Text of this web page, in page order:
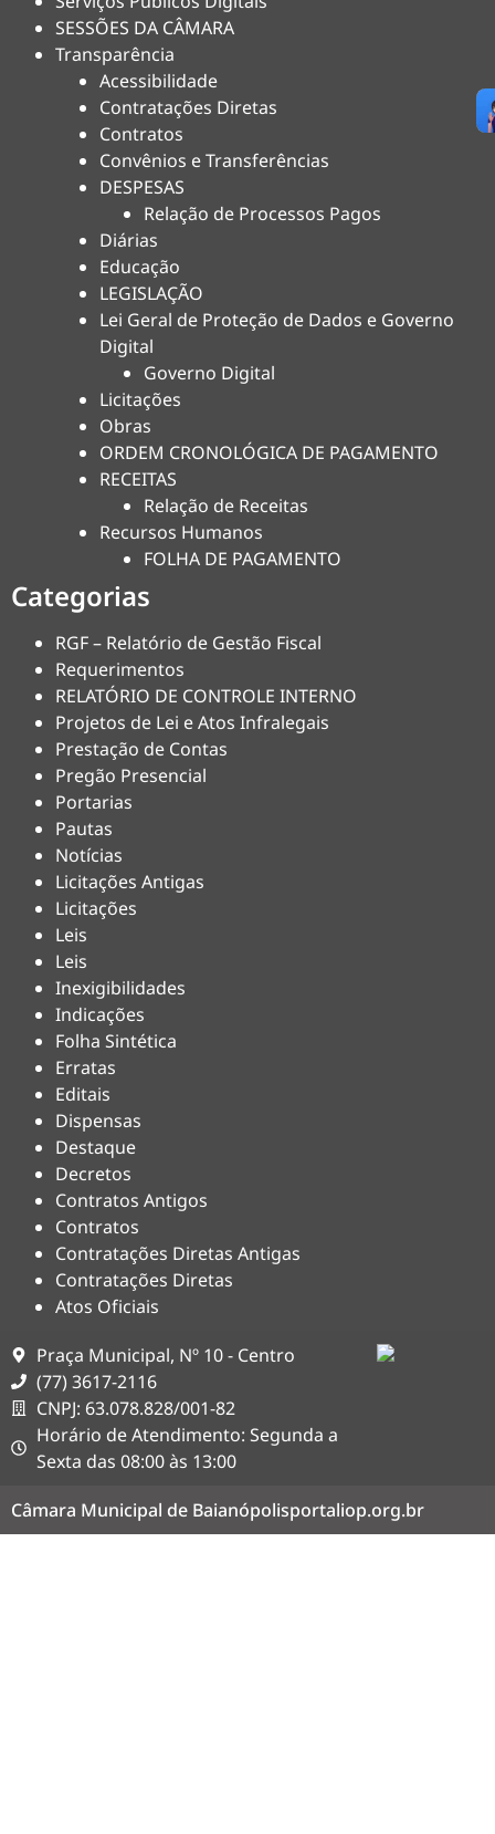
SESSÕES DA CÂMARA
Transparência
Acessibilidade
Contratações Diretas
Contratos
Convênios e Transferências
DESPESAS
Relação de Processos Pagos
Diárias
Educação
LEGISLAÇÃO
Lei Geral de Proteção de Dados e Governo
Digital
Governo Digital
Licitações
Obras
ORDEM CRONOLÓGICA DE PAGAMENTO
RECEITAS
Relação de Receitas
Recursos Humanos
FOLHA DE PAGAMENTO
Categorias
RGF – Relatório de Gestão Fiscal
Requerimentos
RELATÓRIO DE CONTROLE INTERNO
Projetos de Lei e Atos Infralegais
Prestação de Contas
Pregão Presencial
Portarias
Pautas
Notícias
Licitações Antigas
Licitações
Leis
Leis
Inexigibilidades
Indicações
Folha Sintética
Erratas
Editais
Dispensas
Destaque
Decretos
Contratos Antigos
Contratos
Contratações Diretas Antigas
Contratações Diretas
Atos Oficiais
Praça Municipal, Nº 10 - Centro
(77) 3617-2116
CNPJ: 63.078.828/001-82
Horário de Atendimento: Segunda a
Sexta das 08:00 às 13:00
Câmara Municipal de Baianópolisportaliop.org.br